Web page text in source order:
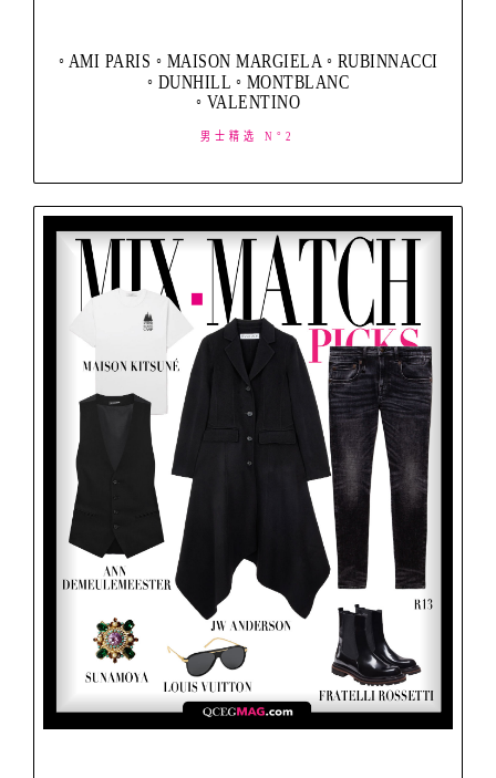
◦ AMI PARIS ◦ MAISON MARGIELA ◦ RUBINNACCI
◦ DUNHILL ◦ MONTBLANC
◦ VALENTINO
男士精选 N°2